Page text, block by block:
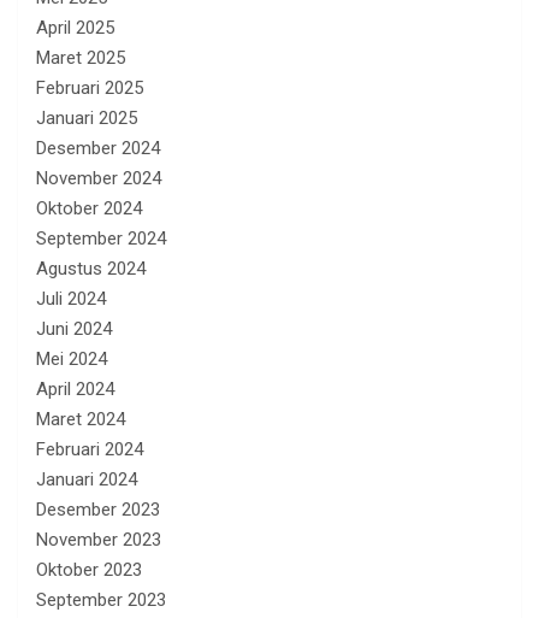
April 2025
Maret 2025
Februari 2025
Januari 2025
Desember 2024
November 2024
Oktober 2024
September 2024
Agustus 2024
Juli 2024
Juni 2024
Mei 2024
April 2024
Maret 2024
Februari 2024
Januari 2024
Desember 2023
November 2023
Oktober 2023
September 2023